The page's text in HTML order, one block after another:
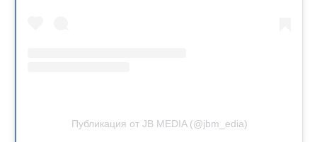
Публикация от JB MEDIA (@jbm_edia)